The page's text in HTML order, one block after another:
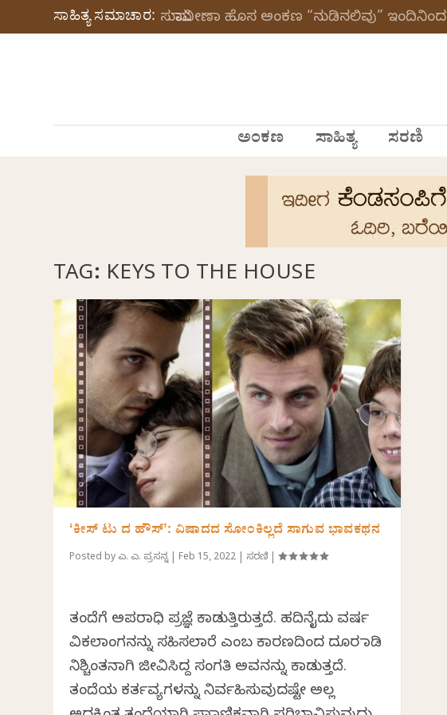
ಸಾಹಿತ್ಯ ಸಮಾಚಾರ: ಸುಮಾವೀಣಾ ಹೊಸ ಅಂಕಣ “ನುಡಿನಲಿವು” ಇಂದಿನಿಂದ
ಅಂಕಣ ಸಾಹಿತ್ಯ ಸರಣಿ
TAG: KEYS TO THE HOUSE
ʻಕೀಸ್ ಟು ದ ಹೌಸ್‌ʼ: ವಿಷಾದದ ಸೋಂಕಿಲ್ಲದೆ ಸಾಗುವ ಭಾವಕಥನ
Posted by ಎ. ಎನ್. ಪ್ರಸನ್ನ| Feb 15, 2022 ಸರಣಿ |
ತಂದೆಗೆ ಅಪರಾಧಿ ಪ್ರಜ್ಞೆ ಕಾಡುತ್ತಿರುತ್ತದೆ. ಹದಿನೈದು ವರ್ಷ
ವಿಕಲಾಂಗನನ್ನು ಸಹಿಸಲಾರೆ ಎಂಬ ಕಾರಣದಿಂದ ದೂರ ಮಾಡಿ
ನಿಶ್ಚಿಂತನಾಗಿ ಜೀವಿಸಿದ್ದ ಸಂಗತಿ ಅವನನ್ನು ಕಾಡುತ್ತದೆ.
ತಂದೆಯ ಕರ್ತವ್ಯಗಳನ್ನು ನಿರ್ವಹಿಸುವುದಷ್ಟೇ ಅಲ್ಲ